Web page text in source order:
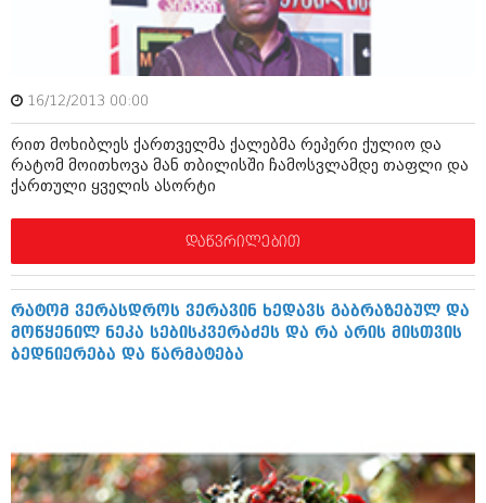
ავტორჩევები
ბელადები
ბიზნესსიახლეები
გვარები
თემიდას სასწორი
კალეიდოსკოპი
ჰოროსკოპი და შეუცნობელი
კრიმინალი
შოუბიზნესი
თემიდას სასწორი
იუმორი
კალეიდოსკოპი
რომანი და დეტექტივი
სახალისო ამბები
ქალი და მამაკაცი
16/12/2013 00:00
რით მოხიბლეს ქართველმა ქალებმა რეპერი ქულიო და
რატომ მოითხოვა მან თბილისში ჩამოსვლამდე თაფლი და
ქართული ყველის ასორტი
დაწვრილებით
რატომ ვერასდროს ვერავინ ხედავს გაბრაზებულ და
მოწყენილ ნეკა სებისკვერაძეს და რა არის მისთვის
ბედნიერება და წარმატება